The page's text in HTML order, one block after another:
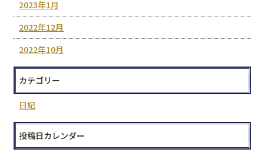
2023年1月
2022年12月
2022年10月
カテゴリー
日記
投稿日カレンダー